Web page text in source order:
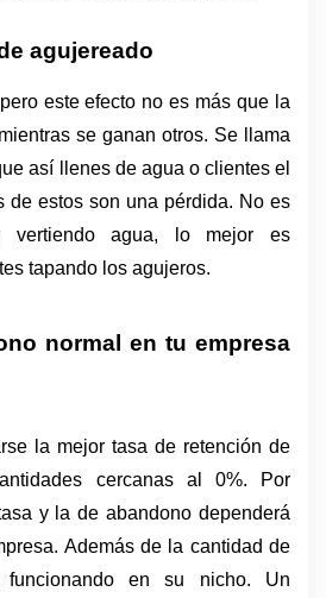
agujereado
este efecto no es más que la
se ganan otros. Se llama
así llenes de agua o clientes el
de estos son una pérdida. No es
vertiendo agua, lo mejor es
tapando los agujeros.
normal en tu empresa
la mejor tasa de retención de
cercanas al 0%. Por
y la de abandono dependerá
Además de la cantidad de
en su nicho. Un